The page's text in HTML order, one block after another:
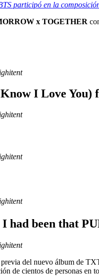
participó en la
x TOGETHER
I Love You)
had been that
del nuevo álbum de
de cientos de personas en